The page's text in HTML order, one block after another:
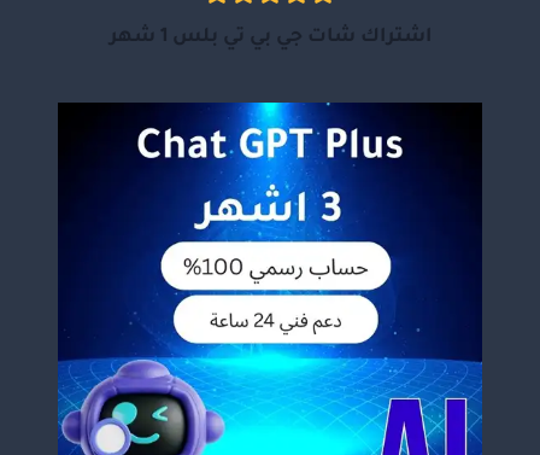
اشتراك شات جي بي تي بلس 1 شهر